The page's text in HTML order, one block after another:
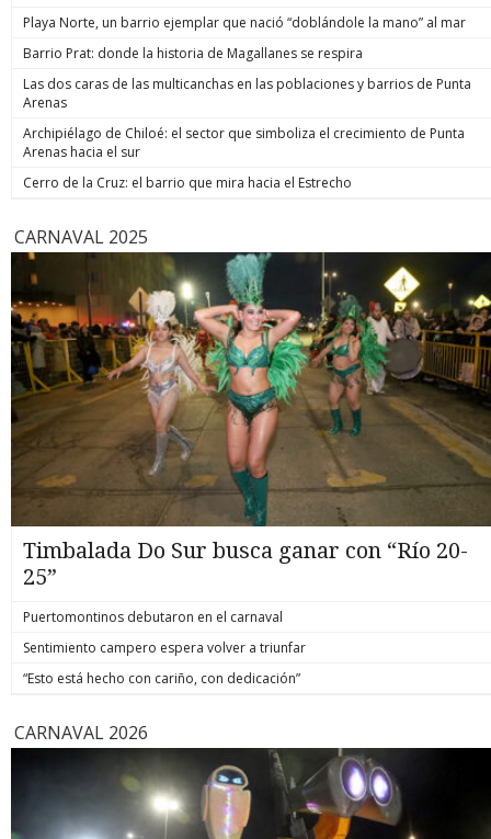
una de
uno de
Playa Norte, un barrio ejemplar que nació “doblándole la mano” al mar
Barrio Prat: donde la historia de Magallanes se respira
Las dos caras de las multicanchas en las poblaciones y barrios de Punta
Arenas
Archipiélago de Chiloé: el sector que simboliza el crecimiento de Punta
Arenas hacia el sur
Cerro de la Cruz: el barrio que mira hacia el Estrecho
CARNAVAL 2025
Timbalada Do Sur busca ganar con “Río 20-
25”
Puertomontinos debutaron en el carnaval
Sentimiento campero espera volver a triunfar
“Esto está hecho con cariño, con dedicación”
CARNAVAL 2026